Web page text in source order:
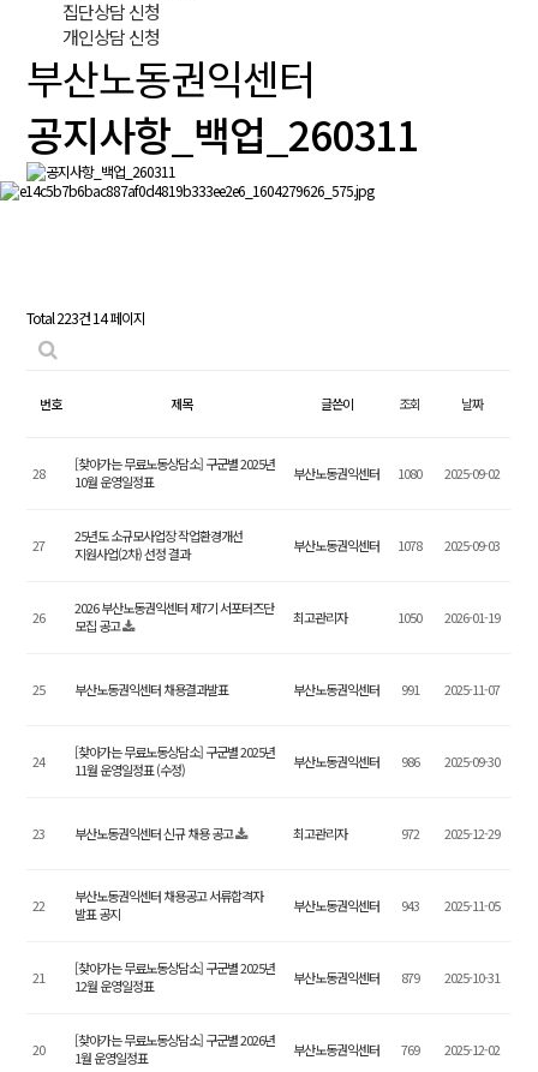
집단상담 신청
개인상담 신청
부산노동권익센터
공지사항_백업_260311
Total 223건14 페이지
번호 제목 글쓴이 조회 날짜
28
[찾아가는 무료노동상담소] 구군별 2025년
10월 운영일정표
부산노동권익센터 1080 2025-09-02
27
25년도 소규모사업장 작업환경개선
지원사업(2차) 선정 결과
부산노동권익센터 1078 2025-09-03
26
2026 부산노동권익센터 제7기 서포터즈단
모집 공고
최고관리자 1050 2026-01-19
25 부산노동권익센터 채용결과발표 부산노동권익센터 991 2025-11-07
24
[찾아가는 무료노동상담소] 구군별 2025년
11월 운영일정표 (수정)
부산노동권익센터 986 2025-09-30
23 부산노동권익센터 신규 채용 공고 최고관리자 972 2025-12-29
22
부산노동권익센터 채용공고 서류합격자
발표 공지
부산노동권익센터 943 2025-11-05
21
[찾아가는 무료노동상담소] 구군별 2025년
12월 운영일정표
부산노동권익센터 879 2025-10-31
20
[찾아가는 무료노동상담소] 구군별 2026년
1월 운영일정표
부산노동권익센터 769 2025-12-02